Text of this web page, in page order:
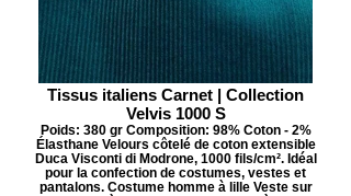
Tissus italiens Carnet | Collection
Velvis 1000 S
Poids: 380 gr Composition: 98% Coton - 2%
Élasthane Velours côtelé de coton extensible
Duca Visconti di Modrone, 1000 fils/cm². Idéal
pour la confection de costumes, vestes et
pantalons. Costume homme à lille Veste sur